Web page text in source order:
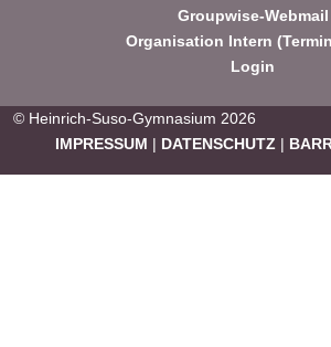
Groupwise-Webmail
Organisation Intern
Login
© Heinrich-Suso-Gymnasium 2026
IMPRESSUM | DATENSCHUTZ |